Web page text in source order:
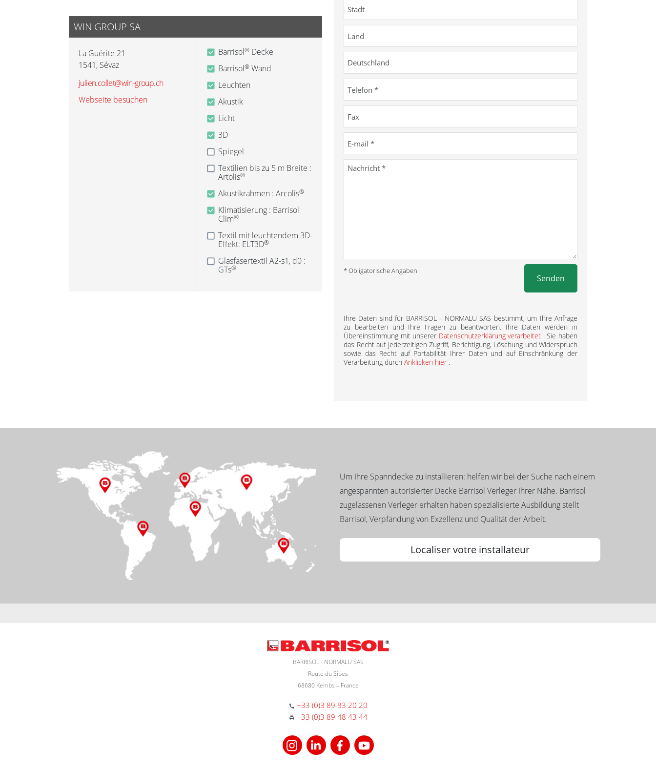
WIN GROUP SA
La Guérite 21
1541, Sévaz
julien.collet@win-group.ch
Webseite besuchen
Barrisol®Decke
Barrisol®Wand
Leuchten
Akustik
Licht
3D
Spiegel
Textilien bis zu 5 m Breite :
Artolis®
Akustikrahmen : Arcolis®
Klimatisierung : Barrisol
Clim®
Textil mit leuchtendem 3D-
Effekt: ELT3D®
Glasfasertextil A2-s1, d0 :
GTs® * Obligatorische Angaben
Senden
Ihre Daten sind für BARRISOL - NORMALU SAS bestimmt, um Ihre Anfrage
zu bearbeiten und Ihre Fragen zu beantworten. Ihre Daten werden in
Übereinstimmung mit unserer Datenschutzerklärung verarbeitet . Sie haben
das Recht auf jederzeitigen Zugriff, Berichtigung, Löschung und Widerspruch
sowie das Recht auf Portabilität Ihrer Daten und auf Einschränkung der
Verarbeitung durch Anklicken hier .
Um Ihre Spanndecke zu installieren: helfen wir bei der Suche nach einem
angespannten autorisierter Decke Barrisol Verleger Ihrer Nähe. Barrisol
zugelassenen Verleger erhalten haben spezialisierte Ausbildung stellt
Barrisol, Verpfändung von Exzellenz und Qualität der Arbeit.
Localiser votre installateur
BARRISOL - NORMALU SAS
Route du Sipes
68680 Kembs – France
+33 (0)3 89 83 20 20
+33 (0)3 89 48 43 44